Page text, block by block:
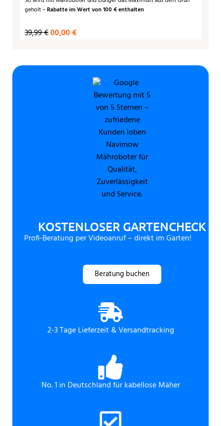
geholt –Rabatte im Wert von 100 € enthalten
39,99 €00,00 €
KOSTENLOSER GARTENCHECK
Profi-Beratung per Videoanruf – direkt im Garten!
Beratung buchen
2-3 Tage Lieferzeit & Versandtracking
No. 1 in Deutschland für kabellose Mäher